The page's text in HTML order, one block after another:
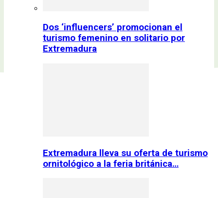
Dos ‘influencers’ promocionan el
turismo femenino en solitario por
Extremadura
Extremadura lleva su oferta de turismo
ornitológico a la feria británica…